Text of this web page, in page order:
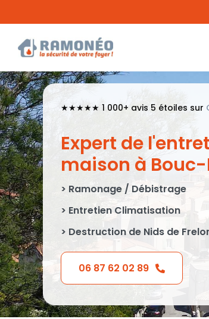
★★★★★ 1 000+ avis 5 étoiles sur
Expert de
maison à
> Ramonage / Débistrage
> Entretien Climatisation
> Destruction de Nids de
06 87 62 02 89